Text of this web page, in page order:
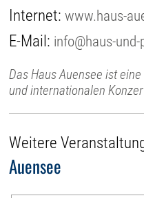
Internet:www.haus-
E-Mail: info@haus-
Das Haus Auensee ist
und internationalen
Weitere
Auensee